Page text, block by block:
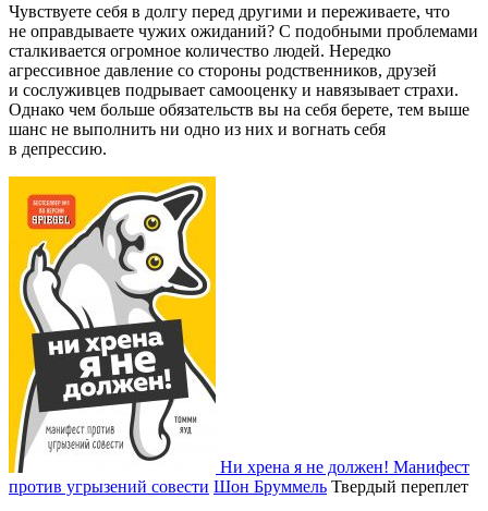
Чувствуете себя в долгу перед другими и переживаете, что
не оправдываете чужих ожиданий? С подобными проблемами
сталкивается огромное количество людей. Нередко
агрессивное давление со стороны родственников, друзей
и сослуживцев подрывает самооценку и навязывает страхи.
Однако чем больше обязательств вы на себя берете, тем выше
шанс не выполнить ни одно из них и вогнать себя
в депрессию.
Ни хрена я не должен! Манифест
против угрызений совести Шон Бруммель Твердый переплет